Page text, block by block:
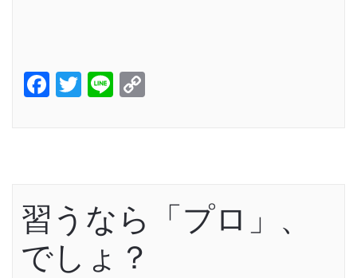
Facebook
Twitter
Line
習うなら「プロ」、
でしょ？